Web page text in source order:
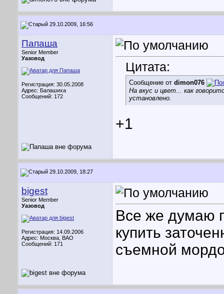
29.10.2009, 16:56
Папаша
Senior Member
Уазовод
Регистрация: 30.05.2008
Адрес: Балашиха
Сообщений: 172
Цитата:
Сообщение от dimon076
На вкус и цвет... как
установлено.
+1
29.10.2009, 18:27
bigest
Senior Member
Уазовод
Регистрация: 14.09.2006
Адрес: Москва, ВАО
Сообщений: 171
Все же думаю
купить
съемной